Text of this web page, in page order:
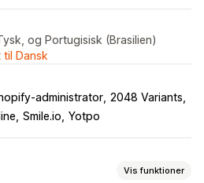
og Portugisisk (Brasilien)
til Dansk
administrator 2048 Variants
Smile.io Yotpo
Vis funktioner